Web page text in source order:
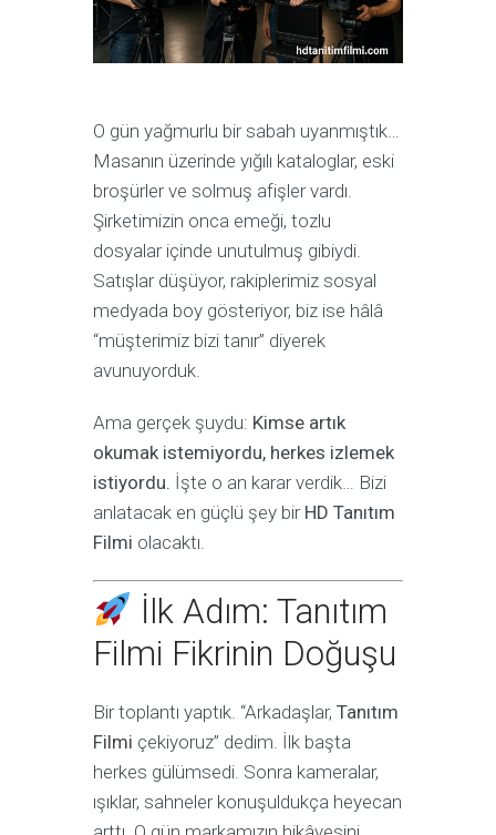
O gün yağmurlu bir sabah uyanmıştık…
Masanın üzerinde yığılı kataloglar, eski
broşürler ve solmuş afişler vardı.
Şirketimizin onca emeği, tozlu
dosyalar içinde unutulmuş gibiydi.
Satışlar düşüyor, rakiplerimiz sosyal
medyada boy gösteriyor, biz ise hâlâ
“müşterimiz bizi tanır” diyerek
avunuyorduk.
Ama gerçek şuydu: Kimse artık
okumak istemiyordu, herkes izlemek
istiyordu. İşte o an karar verdik… Bizi
anlatacak en güçlü şey bir HD Tanıtım
Filmi olacaktı.
İlk Adım: Tanıtım
Filmi Fikrinin Doğuşu
Bir toplantı yaptık. “Arkadaşlar, Tanıtım
Filmi çekiyoruz” dedim. İlk başta
herkes gülümsedi. Sonra kameralar,
ışıklar, sahneler konuşuldukça heyecan